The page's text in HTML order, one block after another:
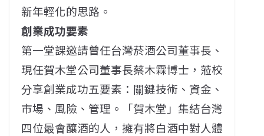
新年輕化的思路。
創業成功要素
第一堂課邀請曾任台灣菸酒公司董事長、
現任賀木堂公司董事長蔡木霖博士，蒞校
分享創業成功五要素：關鍵技術、資金、
市場、風險、管理。「賀木堂」集結台灣
四位最會釀酒的人，擁有將白酒中對人體